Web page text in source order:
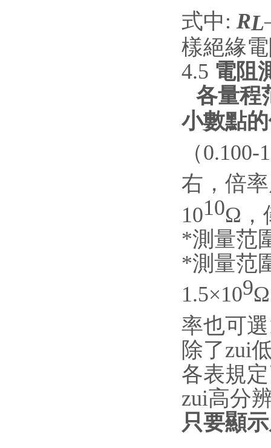
式中: RL
樣絕緣
4.5 電阻
各量程
小數點
（0.100-
右，倍
1010Ω，
*測量范
*測量范
1.5×109
率也可
除了zui
各表規
zui高分
只要顯